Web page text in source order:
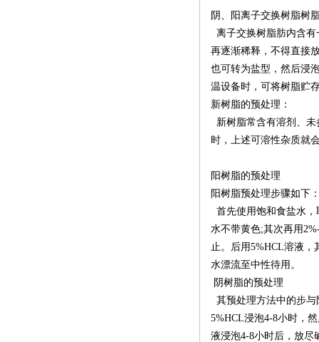
阴、阳离子交换树脂树
离子交换树脂肪内含
再逐渐稀释，不得直接
也可转为盐型，然后浸
温设备时，可将树脂贮
新树脂的预处理：
新树脂常含有溶剂、
时，上述可溶性杂质就
阳树脂的预处理
阳树脂预处理步骤如下
首先使用饱和食盐水
水不带黄色;其次再用
止。后用5%HCL溶液，
水漂流至中性待用。
阴树脂的预处理
其预处理方法中的步
5%HCL浸泡4-8小时，
液浸泡4-8小时后，放尽